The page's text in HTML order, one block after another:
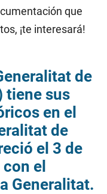
que
¡te interesará!
de
tiene sus
en el
de
el 3 de
el
Generalitat.